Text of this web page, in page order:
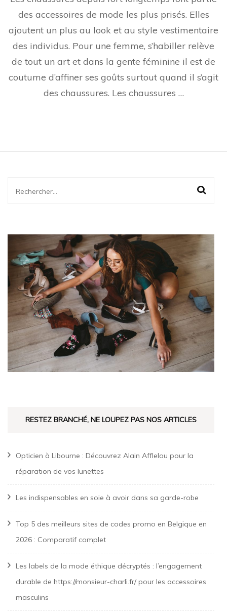
des accessoires de mode les plus prisés. Elles
ajoutent un plus au look et au style vestimentaire
des individus. Pour une femme, s’habiller relève
de tout un art et dans la gente féminine il est de
coutume d’affiner ses goûts surtout quand il s’agit
des chaussures. Les chaussures …
Rechercher :
RESTEZ BRANCHÉ, NE LOUPEZ PAS NOS ARTICLES
Opticien à Libourne : Découvrez Alain Afflelou pour la
réparation de vos lunettes
Les indispensables en soie à avoir dans sa garde-robe
Top 5 des meilleurs sites de codes promo en Belgique en
2026 : Comparatif complet
Les labels de la mode éthique décryptés : l’engagement
durable de https://monsieur-charli.fr/ pour les accessoires
masculins